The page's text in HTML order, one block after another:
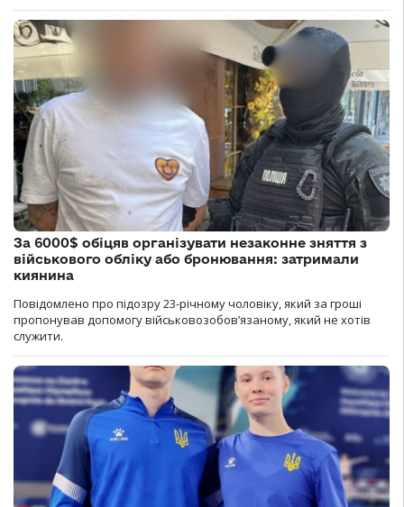
За 6000$ обіцяв організувати незаконне зняття з
військового обліку або бронювання: затримали
киянина
Повідомлено про підозру 23-річному чоловіку, який за гроші
пропонував допомогу військовозобов’язаному, який не хотів
служити.